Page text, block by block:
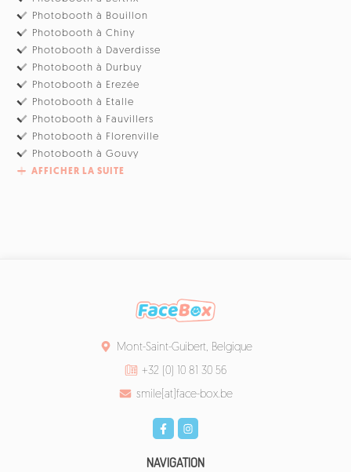
Photobooth à Bouillon
Photobooth à Chiny
Photobooth à Daverdisse
Photobooth à Durbuy
Photobooth à Erezée
Photobooth à Etalle
Photobooth à Fauvillers
Photobooth à Florenville
Photobooth à Gouvy
AFFICHER LA SUITE
Mont-Saint-Guibert, Belgique
+32 (0) 10 81 30 56
smile[at]face-box.be
NAVIGATION